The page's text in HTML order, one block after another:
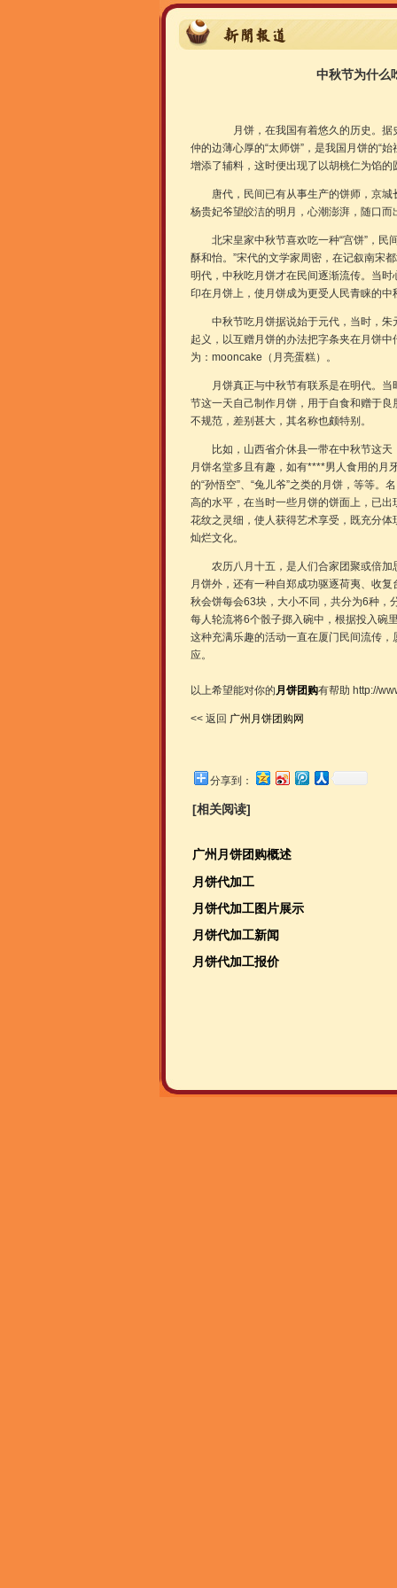
中秋节为什么
月饼，在我国有着悠久的历史。据史
仲的边薄心厚的“太师饼”，是我国月饼的“
增添了辅料，这时便出现了以胡桃仁为馅的
唐代，民间已有从事生产的饼师，京城
杨贵妃爷望皎洁的明月，心潮澎湃，随口而
北宋皇家中秋节喜欢吃一种“宫饼”，民间
酥和怡。”宋代的文学家周密，在记叙南宋
明代，中秋吃月饼才在民间逐渐流传。当
印在月饼上，使月饼成为更受人民青睐的中
中秋节吃月饼据说始于元代，当时，朱
起义，以互赠月饼的办法把字条夹在月饼
为：mooncake（月亮蛋糕）。
月饼真正与中秋节有联系是在明代。当
节这一天自己制作月饼，用于自食和赠于
不规范，差别甚大，其名称也颇特别。
比如，山西省介休县一带在中秋节这天
月饼名堂多且有趣，如有****男人食用的月
的“孙悟空”、“兔儿爷”之类的月饼，等等
高的水平，在当时一些月饼的饼面上，已
花纹之灵细，使人获得艺术享受，既充分
灿烂文化。
农历八月十五，是人们合家团聚或倍加
月饼外，还有一种自郑成功驱逐荷夷、收
秋会饼每会63块，大小不同，共分为6种，
每人轮流将6个骰子掷入碗中，根据投入碗
这种充满乐趣的活动一直在厦门民间流传
应。
以上希望能对你的月饼团购有帮助 http://
<< 返回 广州月饼团购网
分享到：
[相关阅读]
广州月饼团购概述
月饼代加工
月饼代加工图片展示
月饼代加工新闻
月饼代加工报价